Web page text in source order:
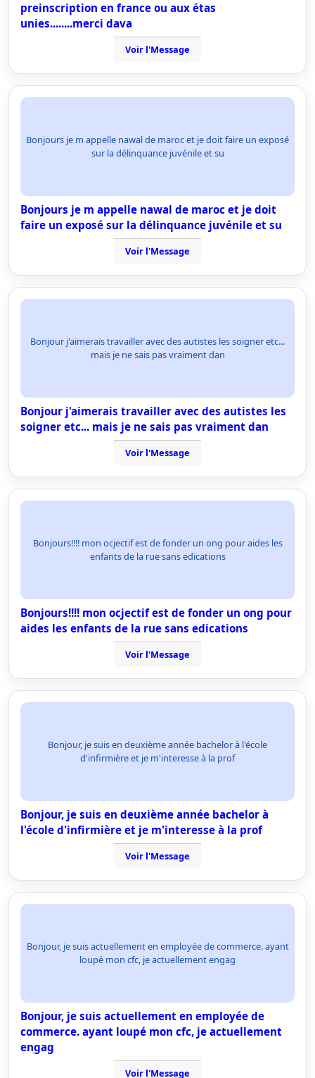
preinscription en france ou aux étas
unies........merci dava
Voir l'Message
Bonjours je m appelle nawal de maroc et je doit faire un exposé
sur la délinquance juvénile et su
Bonjours je m appelle nawal de maroc et je doit
faire un exposé sur la délinquance juvénile et su
Voir l'Message
Bonjour j'aimerais travailler avec des autistes les soigner etc...
mais je ne sais pas vraiment dan
Bonjour j'aimerais travailler avec des autistes les
soigner etc... mais je ne sais pas vraiment dan
Voir l'Message
Bonjours!!!! mon ocjectif est de fonder un ong pour aides les
enfants de la rue sans edications
Bonjours!!!! mon ocjectif est de fonder un ong pour
aides les enfants de la rue sans edications
Voir l'Message
Bonjour, je suis en deuxième année bachelor à l'école
d'infirmière et je m'interesse à la prof
Bonjour, je suis en deuxième année bachelor à
l'école d'infirmière et je m'interesse à la prof
Voir l'Message
Bonjour, je suis actuellement en employée de commerce. ayant
loupé mon cfc, je actuellement engag
Bonjour, je suis actuellement en employée de
commerce. ayant loupé mon cfc, je actuellement
engag
Voir l'Message